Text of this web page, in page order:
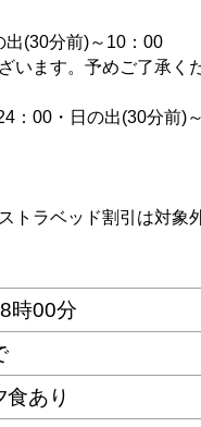
出(30分前)～10：00
います。予めご了承く
：00・日の出(30分前)
トラベッド割引は対象
時00分
あり